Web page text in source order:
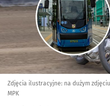
Zdjęcia ilustracyjne: na dużym
MPK